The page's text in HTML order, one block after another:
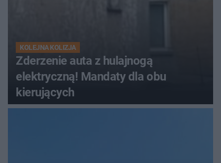
KOLEJNA KOLIZJA
Zderzenie auta z hulajnogą
elektryczną! Mandaty dla obu
kierujących